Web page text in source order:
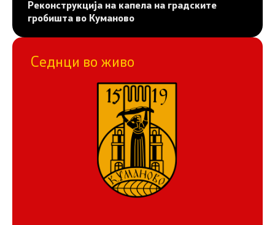
Реконструкција на капела на градските
гробишта во Куманово
Седнци во живо